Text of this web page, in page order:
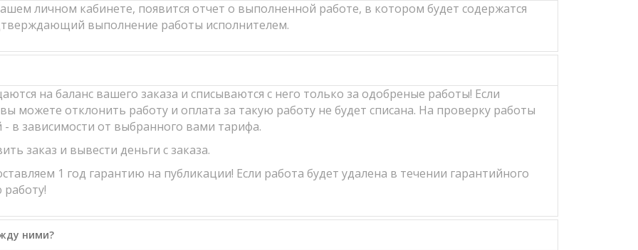
личном кабинете, появится отчет о выполненной работе, в котором будет содержатся
выполнение работы исполнителем.
на баланс вашего заказа и списываются с него только за одобреные работы! Если
можете отклонить работу и оплата за такую работу не будет списана. На проверку работы
- в зависимости от выбранного вами тарифа.
заказ и вывести деньги с заказа.
1 год гарантию на публикации! Если работа будет удалена в течении гарантийного
ними?